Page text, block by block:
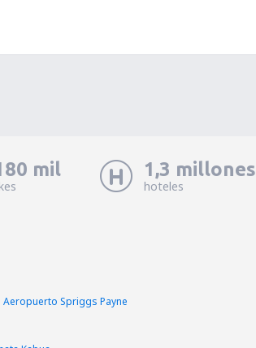
mil 1,3 millones
hoteles
Spriggs Payne